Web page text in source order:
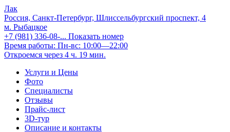
Лак
Россия, Санкт-Петербург, Шлиссельбургский проспект, 4
м. Рыбацкое
+7 (981) 336-08-... Показать номер
Время работы: Пн-вс: 10:00—22:00
Откроемся через 4 ч. 19 мин.
Услуги и Цены
Фото
Специалисты
Отзывы
Прайс-лист
3D-тур
Описание и контакты